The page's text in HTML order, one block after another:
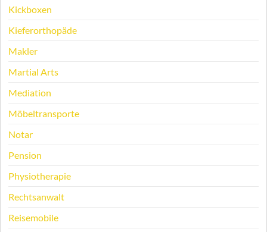
Kickboxen
Kieferorthopäde
Makler
Martial Arts
Mediation
Möbeltransporte
Notar
Pension
Physiotherapie
Rechtsanwalt
Reisemobile